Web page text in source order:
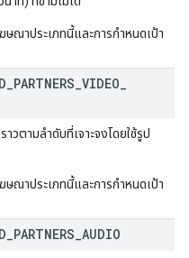
ณาประเภทนี้และการกำหนดเป้า
PARTNERS VIDEO
วตามลำดับที่เจาะจงโดยใช้รูป
ณาประเภทนี้และการกำหนดเป้า
PARTNERS AUDIO